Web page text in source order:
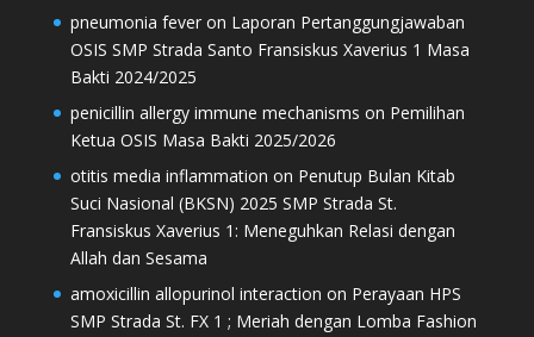
pneumonia feveron Laporan Pertanggungjawaban
OSIS SMP Strada Santo Fransiskus Xaverius 1 Masa
Bakti 2024/2025
penicillin allergy immune mechanisms on Pemilihan
Ketua OSIS Masa Bakti 2025/2026
otitis media inflammation on Penutup Bulan Kitab
Suci Nasional (BKSN) 2025 SMP Strada St.
Fransiskus Xaverius 1: Meneguhkan Relasi dengan
Allah dan Sesama
amoxicillin allopurinol interaction on Perayaan HPS
SMP Strada St. FX 1 ; Meriah dengan Lomba Fashion